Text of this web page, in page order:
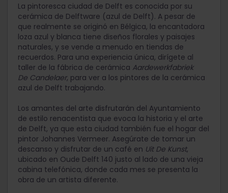
La pintoresca ciudad de Delft es conocida por su
cerámica de Delftware (azul de Delft). A pesar de
que realmente se originó en Bélgica, la encantadora
loza azul y blanca tiene diseños florales y paisajes
naturales, y se vende a menudo en tiendas de
recuerdos. Para una experiencia única, dirígete al
taller de la fábrica de cerámica Aardewerkfabriek
De Candelaer, para ver a los pintores de la cerámica
azul de Delft trabajando.
Los amantes del arte disfrutarán del Ayuntamiento
de estilo renacentista que evoca la historia y el arte
de Delft, ya que esta ciudad también fue el hogar del
pintor Johannes Vermeer. Asegúrate de tomar un
descanso y disfrutar de un café en Uit De Kunst,
ubicado en Oude Delft 140 justo al lado de una vieja
cabina telefónica, donde cada mes se presenta la
obra de un artista diferente.